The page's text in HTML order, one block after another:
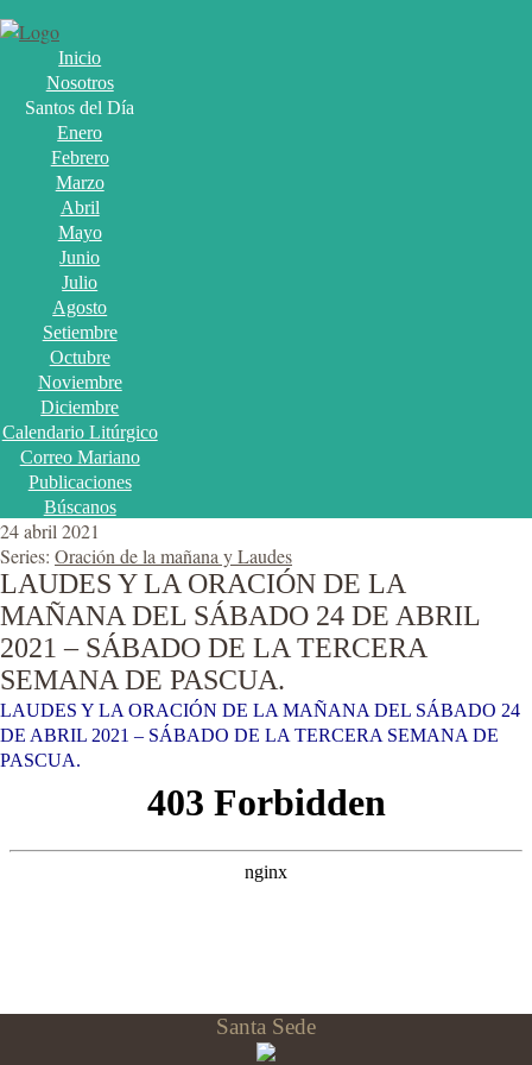
Inicio
Nosotros
Santos del Día
Enero
Febrero
Marzo
Abril
Mayo
Junio
Julio
Agosto
Setiembre
Octubre
Noviembre
Diciembre
Calendario Litúrgico
Correo Mariano
Publicaciones
Búscanos
24 abril 2021
Series: Oración de la mañana y Laudes
LAUDES Y LA ORACIÓN DE LA
MAÑANA DEL SÁBADO 24 DE ABRIL
2021 – SÁBADO DE LA TERCERA
SEMANA DE PASCUA.
LAUDES Y LA ORACIÓN DE LA MAÑANA DEL SÁBADO 24
DE ABRIL 2021 – SÁBADO DE LA TERCERA SEMANA DE
PASCUA.
Santa Sede